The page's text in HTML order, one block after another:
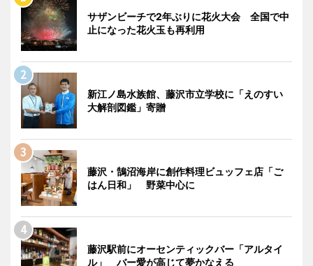
サザンビーチで2年ぶりに花火大会 全国で中
止になった花火玉も再利用
新江ノ島水族館、藤沢市立学校に「えのすい
大解剖図鑑」寄贈
藤沢・鵠沼海岸に創作料理ビュッフェ店「ご
はん日和」 野菜中心に
藤沢駅前にオーセンティックバー「アルタイ
ル」 バー愛が高じて夢かなえる